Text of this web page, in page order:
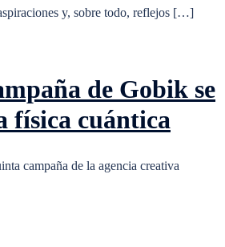
y, sobre todo, reflejos […]
de Gobik se
física cuántica
campaña de la agencia creativa